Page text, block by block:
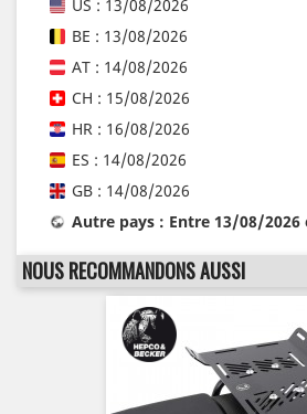
US : 13/08/2026
BE : 13/08/2026
AT : 14/08/2026
CH : 15/08/2026
HR : 16/08/2026
ES : 14/08/2026
GB : 14/08/2026
Autre pays : Entre 13/08/2026
NOUS RECOMMANDONS AUSSI